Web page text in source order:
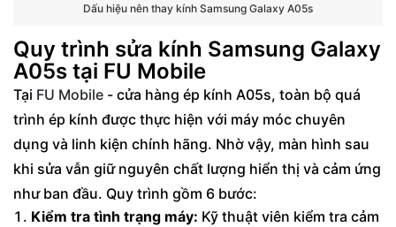
Dấu hiệu nên thay kính Samsung Galaxy A05s
Quy trình sửa kính Samsung Galaxy
A05s tại FU Mobile
Tại FU Mobile - cửa hàng ép kính A05s, toàn bộ quá
trình ép kính được thực hiện với máy móc chuyên
dụng và linh kiện chính hãng. Nhờ vậy, màn hình sau
khi sửa vẫn giữ nguyên chất lượng hiển thị và cảm ứng
như ban đầu. Quy trình gồm 6 bước:
Kiểm tra tình trạng máy: Kỹ thuật viên kiểm tra cảm